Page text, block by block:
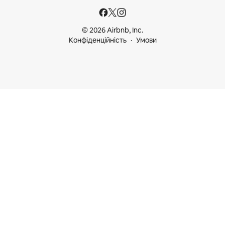
© 2026 Airbnb, Inc.
Конфіденційність
Умови